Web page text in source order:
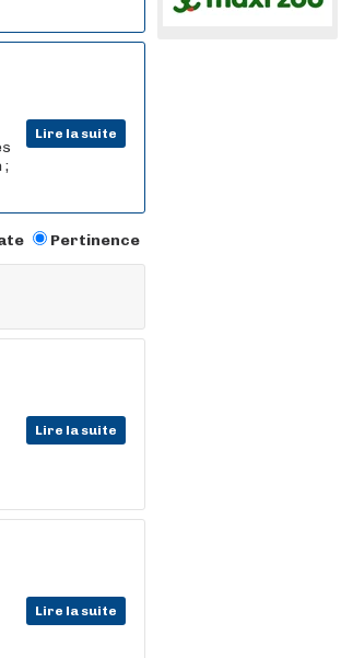
Lire la suite
;
Pertinence
Lire la suite
Lire la suite